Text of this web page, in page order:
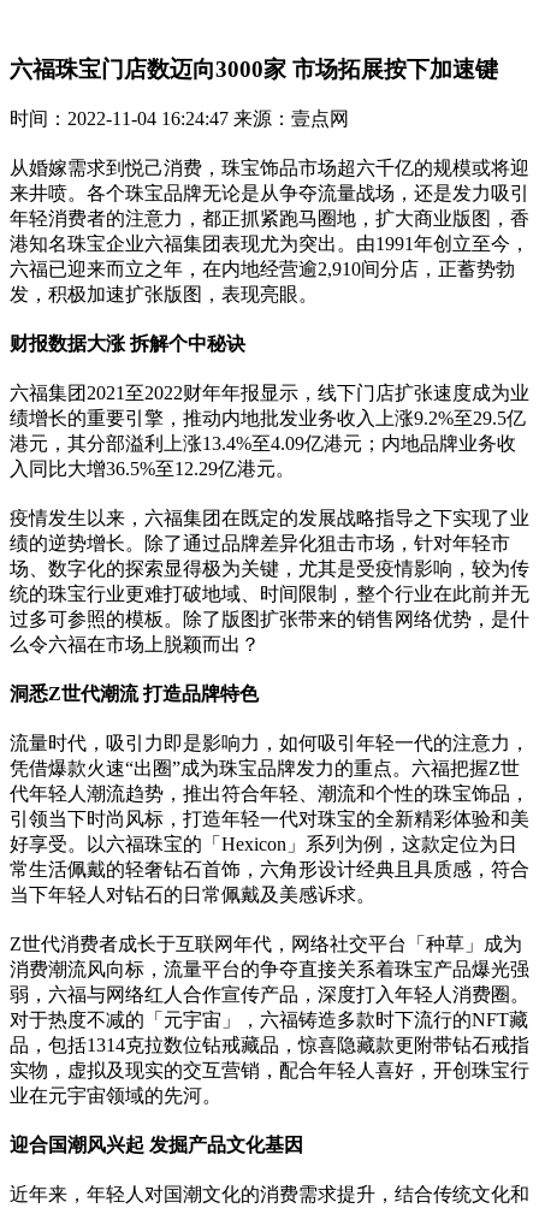
六福珠宝门店数迈向3000家 市场拓展按下加速键
时间：2022-11-04 16:24:47 来源：壹点网
从婚嫁需求到悦己消费，珠宝饰品市场超六千亿的规模或将迎
来井喷。各个珠宝品牌无论是从争夺流量战场，还是发力吸引
年轻消费者的注意力，都正抓紧跑马圈地，扩大商业版图，香
港知名珠宝企业六福集团表现尤为突出。由1991年创立至今，
六福已迎来而立之年，在内地经营逾2,910间分店，正蓄势勃
发，积极加速扩张版图，表现亮眼。
财报数据大涨 拆解个中秘诀
六福集团2021至2022财年年报显示，线下门店扩张速度成为业
绩增长的重要引擎，推动内地批发业务收入上涨9.2%至29.5亿
港元，其分部溢利上涨13.4%至4.09亿港元；内地品牌业务收
入同比大增36.5%至12.29亿港元。
疫情发生以来，六福集团在既定的发展战略指导之下实现了业
绩的逆势增长。除了通过品牌差异化狙击市场，针对年轻市
场、数字化的探索显得极为关键，尤其是受疫情影响，较为传
统的珠宝行业更难打破地域、时间限制，整个行业在此前并无
过多可参照的模板。除了版图扩张带来的销售网络优势，是什
么令六福在市场上脱颖而出？
洞悉Z世代潮流 打造品牌特色
流量时代，吸引力即是影响力，如何吸引年轻一代的注意力，
凭借爆款火速“出圈”成为珠宝品牌发力的重点。六福把握Z世
代年轻人潮流趋势，推出符合年轻、潮流和个性的珠宝饰品，
引领当下时尚风标，打造年轻一代对珠宝的全新精彩体验和美
好享受。以六福珠宝的「Hexicon」系列为例，这款定位为日
常生活佩戴的轻奢钻石首饰，六角形设计经典且具质感，符合
当下年轻人对钻石的日常佩戴及美感诉求。
Z世代消费者成长于互联网年代，网络社交平台「种草」成为
消费潮流风向标，流量平台的争夺直接关系着珠宝产品爆光强
弱，六福与网络红人合作宣传产品，深度打入年轻人消费圈。
对于热度不减的「元宇宙」，六福铸造多款时下流行的NFT藏
品，包括1314克拉数位钻戒藏品，惊喜隐藏款更附带钻石戒指
实物，虚拟及现实的交互营销，配合年轻人喜好，开创珠宝行
业在元宇宙领域的先河。
迎合国潮风兴起 发掘产品文化基因
近年来，年轻人对国潮文化的消费需求提升，结合传统文化和